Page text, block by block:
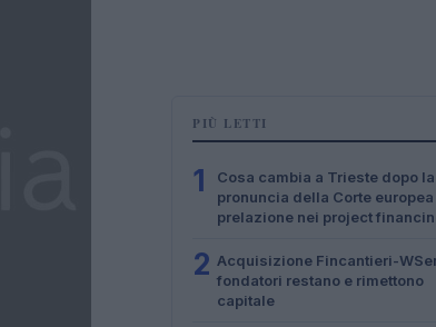
PIÙ LETTI
1
Cosa cambia a Trieste dopo la
pronuncia della Corte
prelazione nei project
2 Acquisizione Fincantieri-
fondatori restano e rimettono
capitale